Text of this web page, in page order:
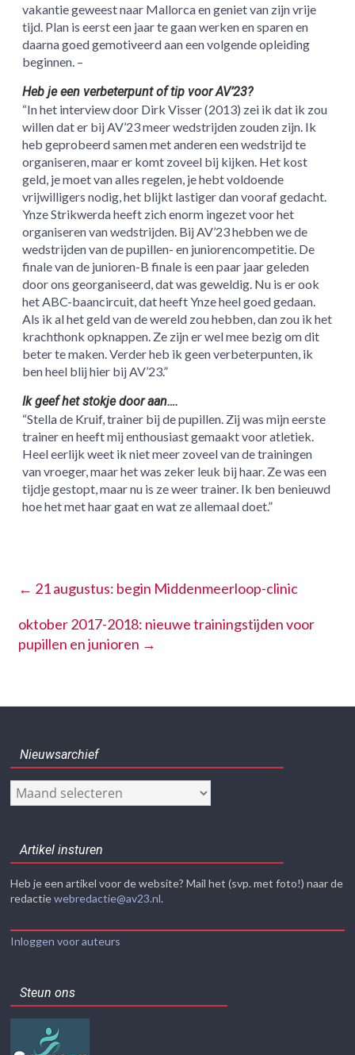
vakantie geweest naar Mallorca en geniet van zijn vrije
tijd. Plan is eerst een jaar te gaan werken en sparen en
daarna goed gemotiveerd aan een volgende opleiding
beginnen. –
Heb je een verbeterpunt of tip voor AV’23?
“In het interview door Dirk Visser (2013) zei ik dat ik zou
willen dat er bij AV’23 meer wedstrijden zouden zijn. Ik
heb geprobeerd samen met anderen een wedstrijd te
organiseren, maar er komt zoveel bij kijken. Het kost
geld, je moet van alles regelen, je hebt voldoende
vrijwilligers nodig, het blijkt lastiger dan vooraf gedacht.
Ynze Strikwerda heeft zich enorm ingezet voor het
organiseren van wedstrijden. Bij AV’23 hebben we de
wedstrijden van de pupillen- en juniorencompetitie. De
finale van de junioren-B finale is een paar jaar geleden
door ons georganiseerd, dat was geweldig. Nu is er ook
het ABC-baancircuit, dat heeft Ynze heel goed gedaan.
Als ik al het geld van de wereld zou hebben, dan zou ik het
krachthonk opknappen. Ze zijn er wel mee bezig om dit
beter te maken. Verder heb ik geen verbeterpunten, ik
ben heel blij hier bij AV’23.”
Ik geef het stokje door aan….
“Stella de Kruif, trainer bij de pupillen. Zij was mijn eerste
trainer en heeft mij enthousiast gemaakt voor atletiek.
Heel eerlijk weet ik niet meer zoveel van de trainingen
van vroeger, maar het was zeker leuk bij haar. Ze was een
tijdje gestopt, maar nu is ze weer trainer. Ik ben benieuwd
hoe het met haar gaat en wat ze allemaal doet.”
← 21 augustus: begin Middenmeerloop-clinic
oktober 2017-2018: nieuwe trainingstijden voor
pupillen en junioren →
Nieuwsarchief
Nieuwsarchief
Artikel insturen
Heb je een artikel voor de website? Mail het (svp. met foto!) naar de
redactiewebredactie@av23.nl.
Inloggen voor auteurs
Steun ons